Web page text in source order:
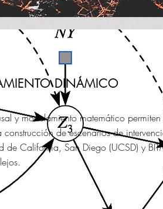
DINÁMICO
y modelamiento matemático
de escenarios de
California, San Diego (UCSD) y